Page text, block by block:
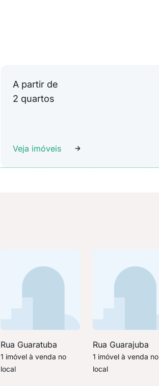
A partir de
2 quartos
Veja imóveis
Rua Guaratuba
1 imóvel à venda no
local
Rua Guarajuba
1 imóvel à venda no
local